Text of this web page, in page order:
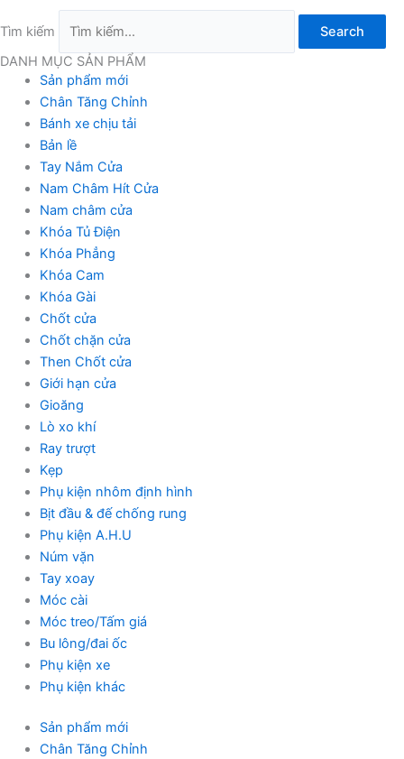
Tìm kiếm
Search
DANH MỤC SẢN PHẨM
Sản phẩm mới
Chân Tăng Chỉnh
Bánh xe chịu tải
Bản lề
Tay Nắm Cửa
Nam Châm Hít Cửa
Nam châm cửa
Khóa Tủ Điện
Khóa Phẳng
Khóa Cam
Khóa Gài
Chốt cửa
Chốt chặn cửa
Then Chốt cửa
Giới hạn cửa
Gioăng
Lò xo khí
Ray trượt
Kẹp
Phụ kiện nhôm định hình
Bịt đầu & đế chống rung
Phụ kiện A.H.U
Núm vặn
Tay xoay
Móc cài
Móc treo/Tấm giá
Bu lông/đai ốc
Phụ kiện xe
Phụ kiện khác
Sản phẩm mới
Chân Tăng Chỉnh